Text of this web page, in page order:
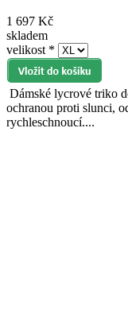
1 697 Kč
skladem
velikost *
Dámské lycrové triko
ochranou proti slunci,
rychleschnoucí....